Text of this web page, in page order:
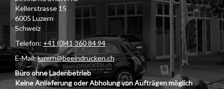
Kellerstrasse 15
6005 Luzern
Schweiz
Telefon: +41 (0)41 360 84 94
E-Mail:luzern@beeindrucken.ch
Büro ohne Ladenbetrieb
Keine Anlieferung oder Abholung von Aufträgen möglich